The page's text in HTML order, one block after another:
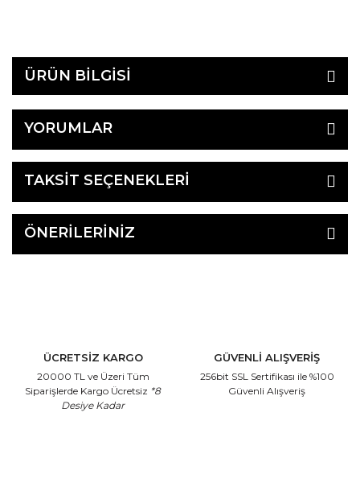
ÜRÜN BİLGİSİ
YORUMLAR
TAKSİT SEÇENEKLERİ
ÖNERİLERİNİZ
ÜCRETSİZ KARGO
20000 TL ve Üzeri Tüm
Siparişlerde Kargo Ücretsiz *8
Desiye Kadar
GÜVENLİ ALIŞVERİŞ
256bit SSL Sertifikası ile %100
Güvenli Alışveriş